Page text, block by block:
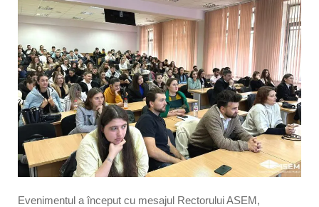
Evenimentul a început cu mesajul Rectorului ASEM,